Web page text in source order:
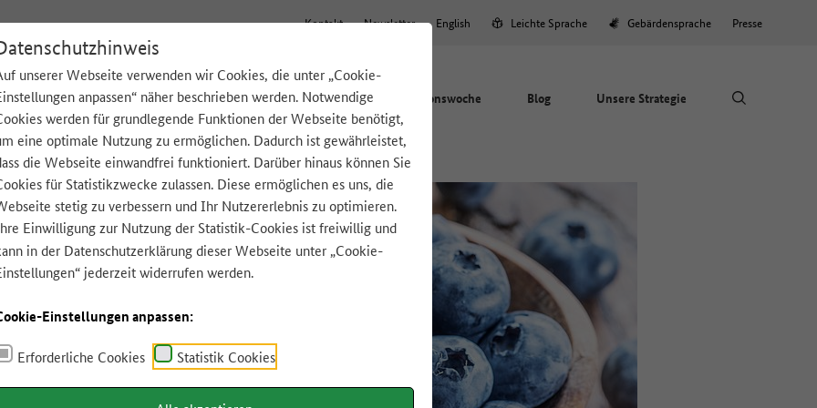
unserer Webseite verwenden wir Cookies, die unter „Cookie-
anpassen“ näher beschrieben werden. Notwendige
werden für grundlegende Funktionen der Webseite benötigt,
eine optimale Nutzung zu ermöglichen. Dadurch ist gewährleistet,
die Webseite einwandfrei funktioniert. Darüber hinaus können Sie
für Statistikzwecke zulassen. Diese ermöglichen es uns, die
stetig zu verbessern und Ihr Nutzererlebnis zu optimieren.
Einwilligung zur Nutzung der Statistik-Cookies ist freiwillig und
in der Datenschutzerklärungdieser Webseite unter „Cookie-
jederzeit widerrufen werden.
Einstellungen anpassen:
Erforderliche Cookies Statistik Cookies
Kontakt Newsletter English Leichte Sprache Gebärdensprache Presse
Tipps für zu Hause Lebensmittel A-Z App Aktionswoche Blog Unsere Strategie